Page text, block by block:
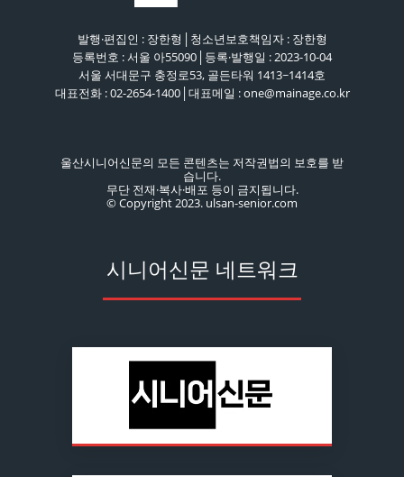
발행·편집인 : 장한형│청소년보호책임자 : 장한형
등록번호 : 서울 아55090│등록·발행일 : 2023-10-04
서울 서대문구 충정로53, 골든타워 1413~1414호
대표전화 : 02-2654-1400│대표메일 : one@mainage.co.kr
울산시니어신문의 모든 콘텐츠는 저작권법의 보호를 받
습니다.
무단 전재·복사·배포 등이 금지됩니다.
© Copyright 2023. ulsan-senior.com
시니어신문 네트워크